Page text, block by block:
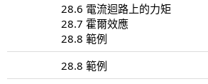
28.6 電流迴路上的力矩
28.7 霍爾效應
28.8 範例
28.8 範例